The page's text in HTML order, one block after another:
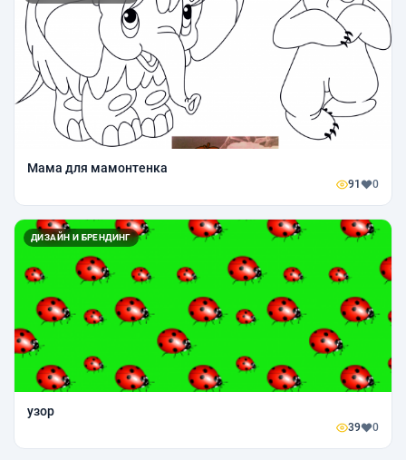
Мама для мамонтенка
91 0
ДИЗАЙН И БРЕНДИНГ
узор
39 0